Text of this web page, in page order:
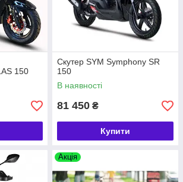
150
Скутер SYM Symphony SR
150
В наявності
81 450 ₴
Купити
Акція